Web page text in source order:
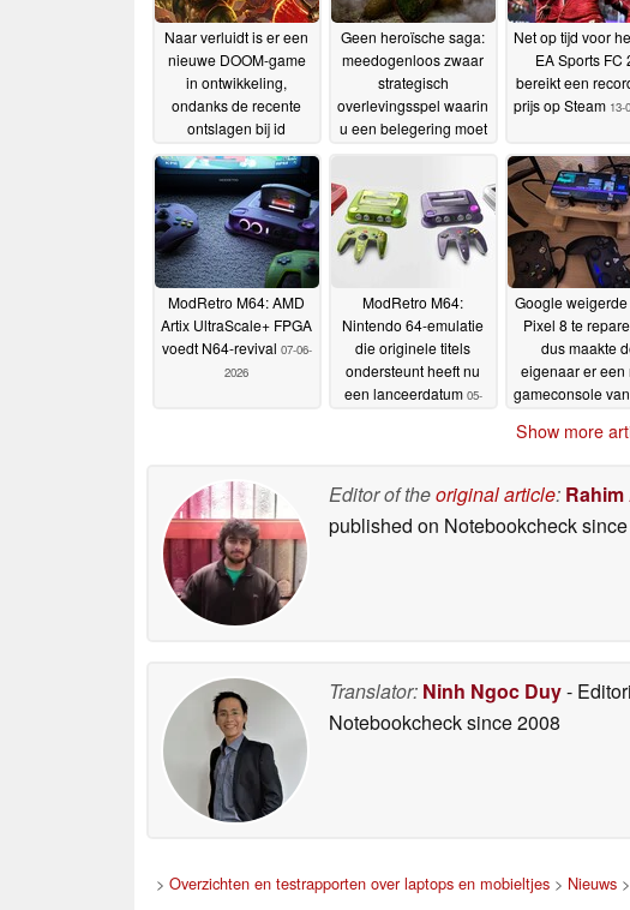
Naar verluidt is er een
nieuwe DOOM-game
in ontwikkeling,
ondanks de recente
ontslagen bij id
11-07-2026
Geen heroïsche saga:
meedogenloos zwaar
strategisch
overlevingsspel waarin
u een belegering moet
2026
Net op tijd voor
EA Sports FC
bereikt een
prijs op Steam 13-
ModRetro M64: AMD
Artix UltraScale+ FPGA
voedt N64-revival 07-06-
2026
ModRetro M64:
Nintendo 64-emulatie
die originele titels
ondersteunt heeft nu
een lanceerdatum 05-
Google
Pixel 8 te
dus maakte
eigenaar er een
gameconsole van
Show more
Editor of theoriginal article:
published on Notebookcheck
Translator: Ninh Ngoc Duy-
Notebookchecksince 2008
> Overzichten en testrapporten over laptops en mobieltjes> Nieuws>